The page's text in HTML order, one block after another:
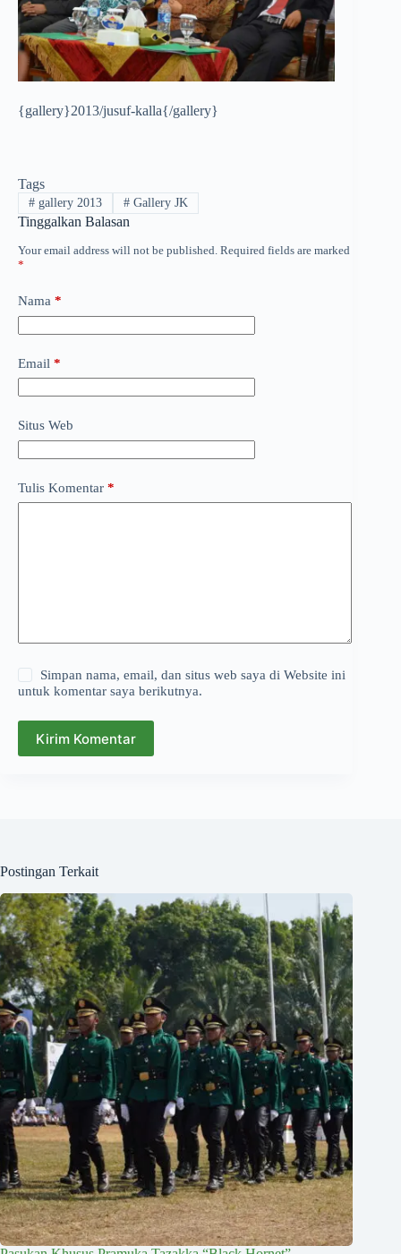
{gallery}2013/jusuf-kalla{/gallery}
Tags
#gallery 2013 #Gallery JK
Tinggalkan Balasan
Your email address will not be published. Required fields are marked
*
Nama *
Email *
Situs Web
Tulis Komentar *
Simpan nama, email, dan situs web saya di Website ini
untuk komentar saya berikutnya.
Kirim Komentar
Postingan Terkait